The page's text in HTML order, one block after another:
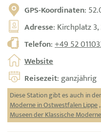
GPS-Koordinaten:
Adresse: Kirchplatz
Telefon:+49 52
Website
Reisezeit: ganzjährig
Diese Station gibt es auch in
Moderne in Ostwestfalen Lippe,
Museen der Klassische